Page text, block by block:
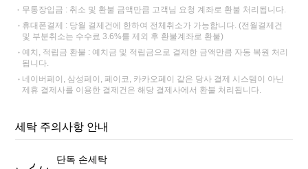
무통장입금 : 취소 및 환불 금액만큼 고객님 요청 계좌로 환불 처리됩니다.
휴대폰결제 : 당월 결제건에 한하여 전체취소가 가능합니다. (전월결제건
및 부분취소는 수수료 3.6%를 제외 후 환불계좌로 환불)
예치, 적립금 환불 : 예치금 및 적립금으로 결제한 금액만큼 자동 복원 처리
됩니다.
네이버페이, 삼성페이, 페이코, 카카오페이 같은 당사 결제 시스템이 아닌
제휴 결제사를 이용한 결제건은 해당 결제사에서 환불 처리됩니다.
세탁 주의사항 안내
단독 손세탁